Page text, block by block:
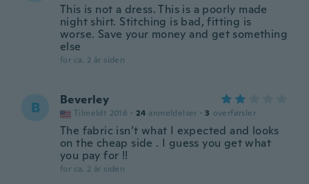
This is not a dress. This is a poorly made
night shirt. Stitching is bad, fitting is
worse. Save your money and get something
else
for ca. 2 år siden
B Beverley
Tilmeldt 2016 · 24 anmeldelser · 3 overførsler
The fabric isn’t what I expected and looks
on the cheap side . I guess you get what
you pay for !!
for ca. 2 år siden